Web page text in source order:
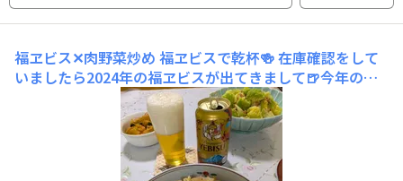
福ヱビス✕肉野菜炒め 福ヱビスで乾杯🍻 在庫確認をして
いましたら2024年の福ヱビスが出てきまして🍺今年の福
ヱビスを飲む前に、飲まねば！と言うことで福ヱビスとな
りました 笑肉野菜炒め、カリフラワーとベーコンの塩炒
め、かぼちゃの煮物残り、そして納豆をいただきました美
味しかったです ご馳走さま